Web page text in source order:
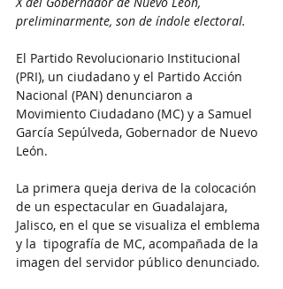
preliminarmente, son de índole electoral.
El Partido Revolucionario Institucional
(PRI), un ciudadano y el Partido Acción
Nacional (PAN) denunciaron a
Movimiento Ciudadano (MC) y a Samuel
García Sepúlveda, Gobernador de Nuevo
León.
La primera queja deriva de la colocación
de un espectacular en Guadalajara,
Jalisco, en el que se visualiza el emblema
y la  tipografía de MC, acompañada de la
imagen del servidor público denunciado.